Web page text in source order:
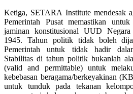
Ketiga, SETARA Institute mendesak
Pemerintah Pusat memastikan
jaminan konstitusional UUD
1945. Tahun politik tidak boleh
Pemerintah untuk tidak hadir
Stabilitas di tahun politik bukanlah
(valid and permittable) untuk
kebebasan beragama/berkeyakinan
untuk tunduk pada tekanan